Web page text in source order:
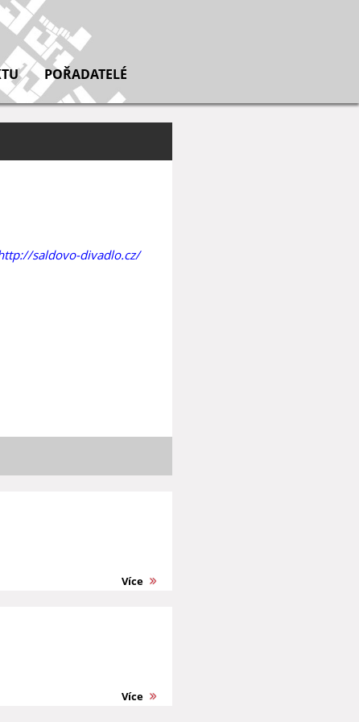
POŘADATELÉ
saldovo-divadlo.cz/
Více
Více